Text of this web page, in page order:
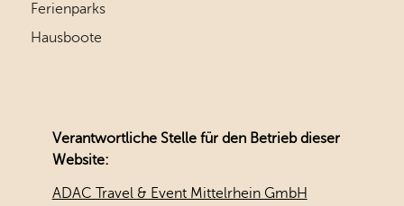
Ferienparks
Hausboote
Verantwortliche Stelle für den Betrieb dieser
Website:
ADAC Travel & Event Mittelrhein GmbH